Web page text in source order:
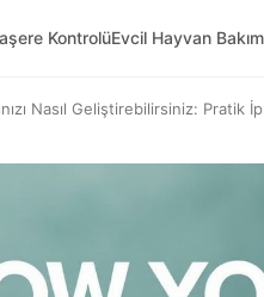
KontrolüEvcil Hayvan Bakım
Nasıl Geliştirebilirsiniz: Pratik